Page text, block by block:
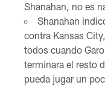
Shanahan, no es
Shanahan
contra Kansas
todos cuando
terminara el resto
pueda jugar un